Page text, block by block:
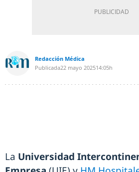
Redacción Médica
Publicada22 mayo 202514:05h
La Universidad